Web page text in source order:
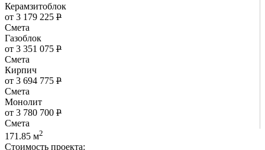
Керамзитоблок
от 3 179 225 Р
Смета
Газоблок
от 3 351 075 Р
Смета
Кирпич
от 3 694 775 Р
Смета
Монолит
от 3 780 700 Р
Смета
171.85 м2
Стоимость проекта: